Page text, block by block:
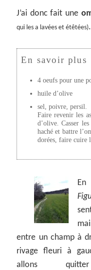
J’ai donc fait une
qui les a lavées et étêtées).
4 oeufs pour une
huile d’olive
sel, poivre, persil.
Faire revenir les
d’olive. Casser
haché et battre
dorées, faire cuire
entre un champ à
rivage fleuri à
allons